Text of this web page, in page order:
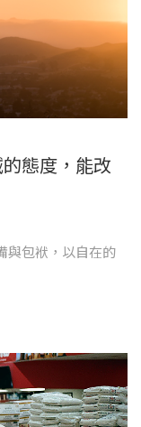
的態度，能改
與包袱，以自在的